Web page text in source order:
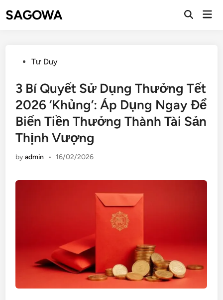
SAGOWA
Tư Duy
3 Bí Quyết Sử Dụng Thưởng Tết
2026 ‘Khủng’: Áp Dụng Ngay Để
Biến Tiền Thưởng Thành Tài Sản
Thịnh Vượng
byadmin • 16/02/2026